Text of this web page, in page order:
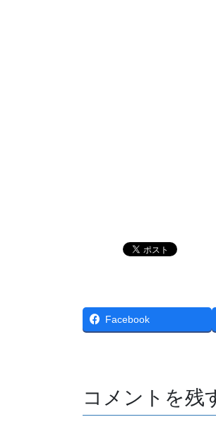
Facebook
コメントを残